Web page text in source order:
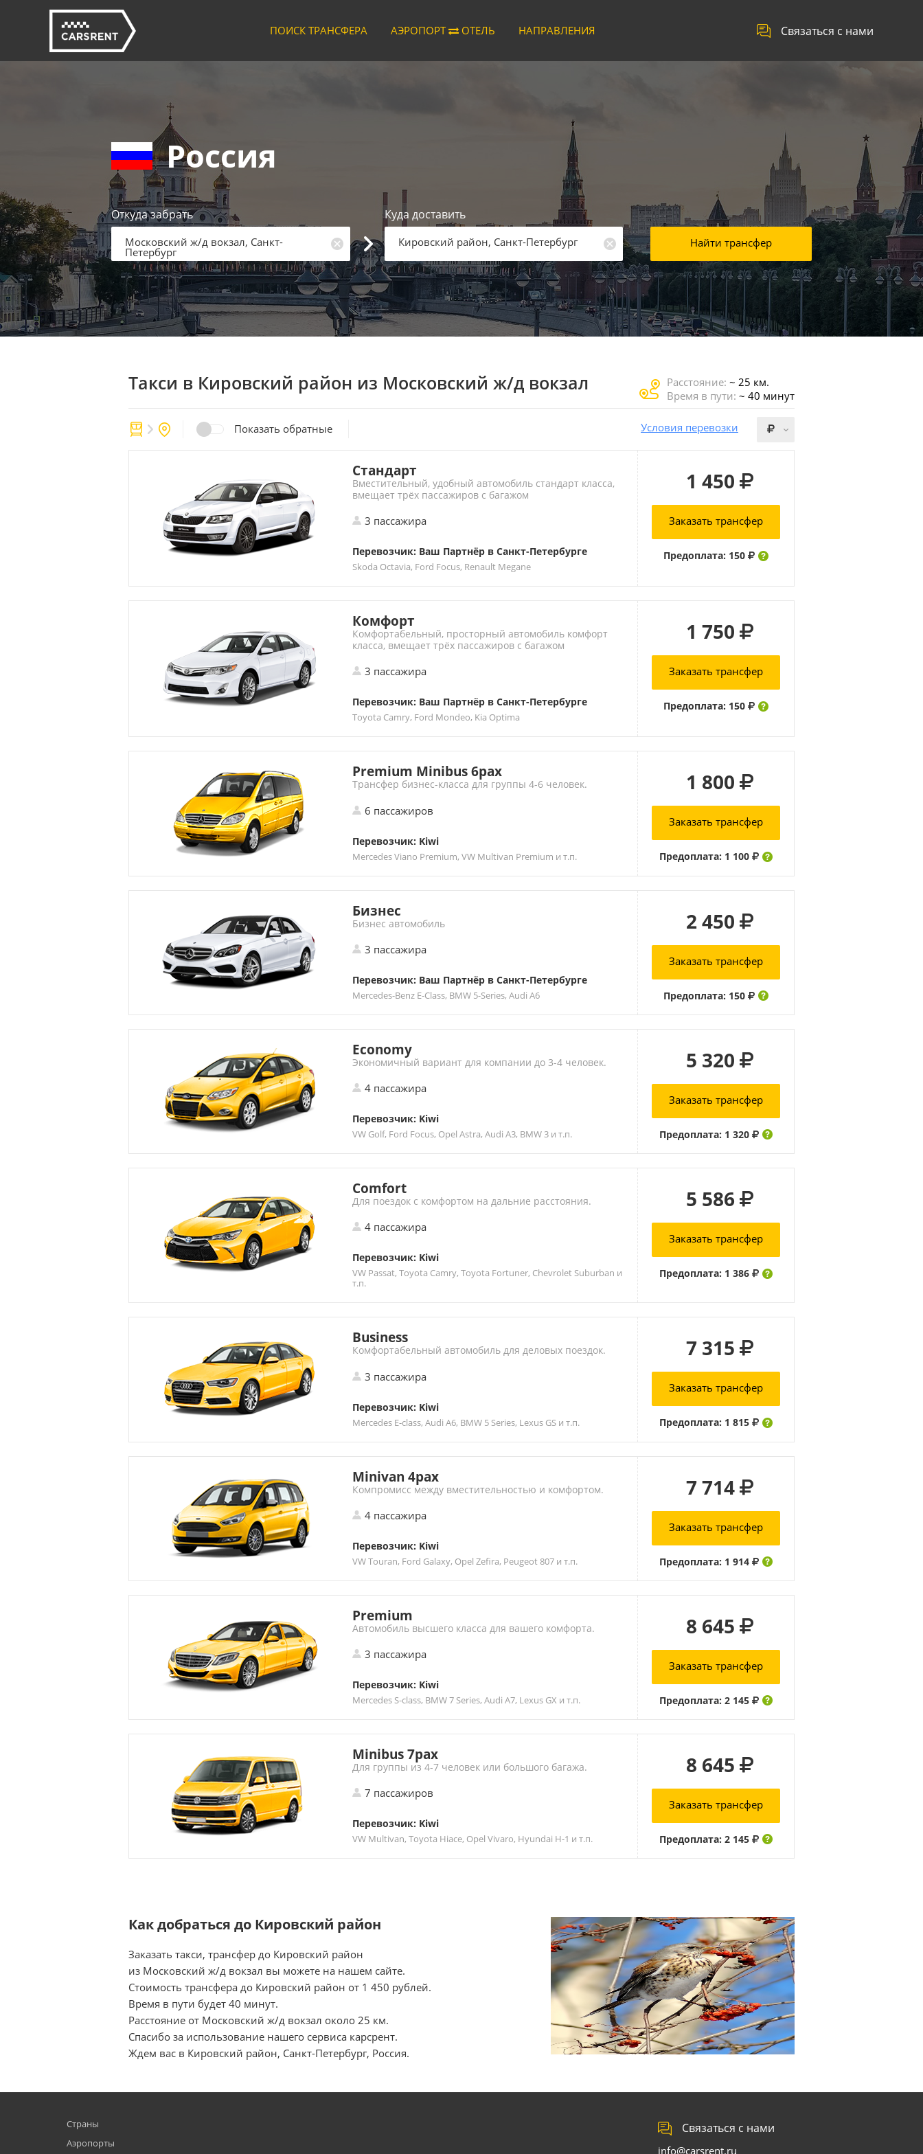
Связаться с нами
ПОИСК ТРАНСФЕРА АЭРОПОРТ ОТЕЛЬ НАПРАВЛЕНИЯ
Россия
Откуда забрать
Московский ж/д вокзал, Санкт-
Петербург
Куда доставить
Кировский район, Санкт-Петербург Найти трансфер
Такси в Кировский район из Московский ж/д вокзал Расстояние: ~ 25 км.
Время в пути: ~ 40 минут
Показать обратные Условия перевозки
Стандарт
Вместительный, удобный автомобиль стандарт класса,
вмещает трёх пассажиров с багажом
3 пассажира
Перевозчик: Ваш Партнёр в Санкт-Петербурге
Skoda Octavia, Ford Focus, Renault Megane
1 450
Заказать трансфер
Предоплата: 150
Комфорт
Комфортабельный, просторный автомобиль комфорт
класса, вмещает трёх пассажиров с багажом
3 пассажира
Перевозчик: Ваш Партнёр в Санкт-Петербурге
Toyota Camry, Ford Mondeo, Kia Optima
1 750
Заказать трансфер
Предоплата: 150
Premium Minibus 6pax
Трансфер бизнес-класса для группы 4-6 человек.
6 пассажиров
Перевозчик: Kiwi
Mercedes Viano Premium, VW Multivan Premium и т.п.
1 800
Заказать трансфер
Предоплата: 1 100
Бизнес
Бизнес автомобиль
3 пассажира
Перевозчик: Ваш Партнёр в Санкт-Петербурге
Mercedes-Benz E-Class, BMW 5-Series, Audi A6
2 450
Заказать трансфер
Предоплата: 150
Economy
Экономичный вариант для компании до 3-4 человек.
4 пассажира
Перевозчик: Kiwi
VW Golf, Ford Focus, Opel Astra, Audi A3, BMW 3 и т.п.
5 320
Заказать трансфер
Предоплата: 1 320
Comfort
Для поездок с комфортом на дальние расстояния.
4 пассажира
Перевозчик: Kiwi
VW Passat, Toyota Camry, Toyota Fortuner, Chevrolet Suburban и
т.п.
5 586
Заказать трансфер
Предоплата: 1 386
Business
Комфортабельный автомобиль для деловых поездок.
3 пассажира
Перевозчик: Kiwi
Mercedes E-class, Audi A6, BMW 5 Series, Lexus GS и т.п.
7 315
Заказать трансфер
Предоплата: 1 815
Minivan 4pax
Компромисс между вместительностью и комфортом.
4 пассажира
Перевозчик: Kiwi
VW Touran, Ford Galaxy, Opel Zefira, Peugeot 807 и т.п.
7 714
Заказать трансфер
Предоплата: 1 914
Premium
Автомобиль высшего класса для вашего комфорта.
3 пассажира
Перевозчик: Kiwi
Mercedes S-class, BMW 7 Series, Audi A7, Lexus GX и т.п.
8 645
Заказать трансфер
Предоплата: 2 145
Minibus 7pax
Для группы из 4-7 человек или большого багажа.
7 пассажиров
Перевозчик: Kiwi
VW Multivan, Toyota Hiace, Opel Vivaro, Hyundai H-1 и т.п.
8 645
Заказать трансфер
Предоплата: 2 145
Как добраться до Кировский район
Заказать такси, трансфер до Кировский район
из Московский ж/д вокзал вы можете на нашем сайте.
Стоимость трансфера до Кировский район от 1 450 рублей.
Время в пути будет 40 минут.
Расстояние от Московский ж/д вокзал около 25 км.
Спасибо за использование нашего сервиса карсрент.
Ждем вас в Кировский район, Санкт-Петербург, Россия.
Связаться с нами
info@carsrent.ru
Страны
Аэропорты